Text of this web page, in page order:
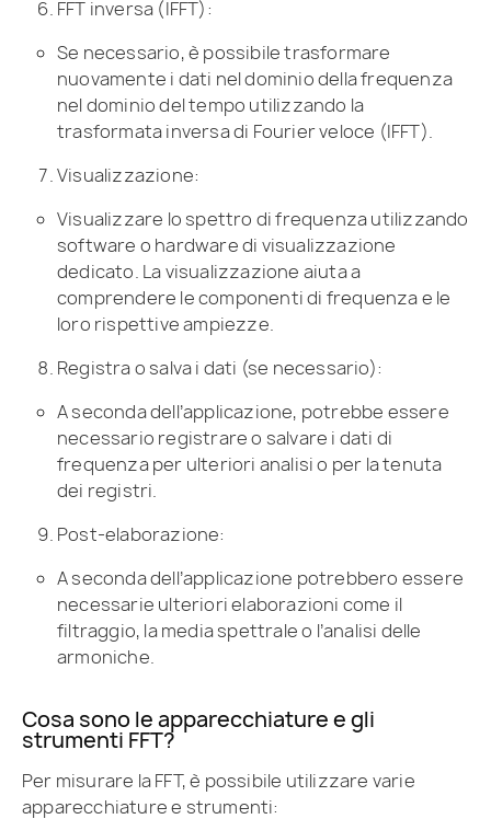
FFT inversa (IFFT):
Se necessario, è possibile trasformare
nuovamente i dati nel dominio della frequenza
nel dominio del tempo utilizzando la
trasformata inversa di Fourier veloce (IFFT).
Visualizzazione:
Visualizzare lo spettro di frequenza utilizzando
software o hardware di visualizzazione
dedicato. La visualizzazione aiuta a
comprendere le componenti di frequenza e le
loro rispettive ampiezze.
Registra o salva i dati (se necessario):
A seconda dell’applicazione, potrebbe essere
necessario registrare o salvare i dati di
frequenza per ulteriori analisi o per la tenuta
dei registri.
Post-elaborazione:
A seconda dell’applicazione potrebbero essere
necessarie ulteriori elaborazioni come il
filtraggio, la media spettrale o l’analisi delle
armoniche.
Cosa sono le apparecchiature e gli
strumenti FFT?
Per misurare la FFT, è possibile utilizzare varie
apparecchiature e strumenti: